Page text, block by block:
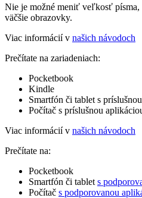
Nie je možné meniť veľkosť písma,
väčšie obrazovky.
Viac informácií v našich návodoch
Prečítate na zariadeniach:
Pocketbook
Kindle
Smartfón či tablet s
Počítač s príslušnou
Viac informácií v našich návodoch
Prečítate na:
Pocketbook
Smartfón či tablet s
Počítač s podporovanou